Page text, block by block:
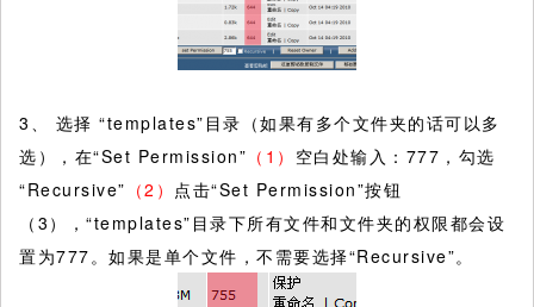
3、 选择 “templates”目录（如果有多个文件夹的话可以多
选），在“Set Permission” （1） 空白处输入：777，勾选
“Recursive” （2） 点击“Set Permission”按钮
（3），“templates”目录下所有文件和文件夹的权限都会设
置为777。如果是单个文件，不需要选择“Recursive”。